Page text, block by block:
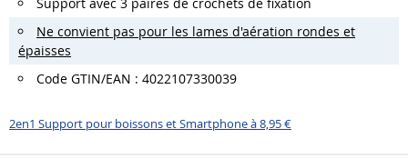
Support avec 3 paires de crochets de fixation
Ne convient pas pour les lames d'aération rondes et
épaisses
Code GTIN/EAN : 4022107330039
2en1 Support pour boissons et Smartphone à 8,95 €